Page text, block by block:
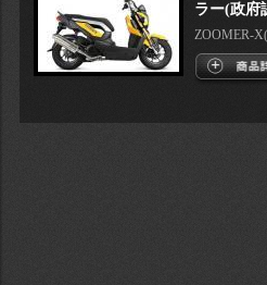
ラー(政府
ZOOMER-